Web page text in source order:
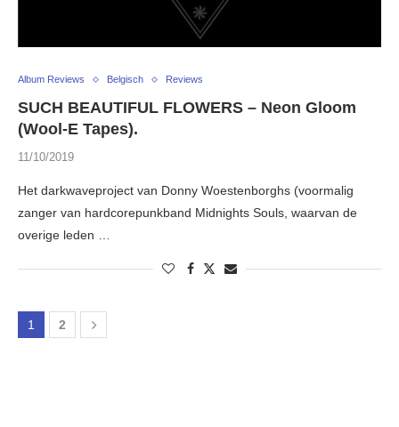
Album Reviews Belgisch Reviews
SUCH BEAUTIFUL FLOWERS – Neon Gloom
(Wool-E Tapes).
11/10/2019
Het darkwaveproject van Donny Woestenborghs (voormalig
zanger van hardcorepunkband Midnights Souls, waarvan de
overige leden …
1 2